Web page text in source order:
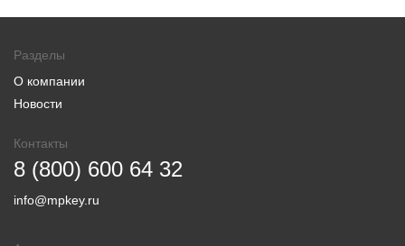
Разделы
О компании
Новости
Контакты
8 (800) 600 64 32
info@mpkey.ru